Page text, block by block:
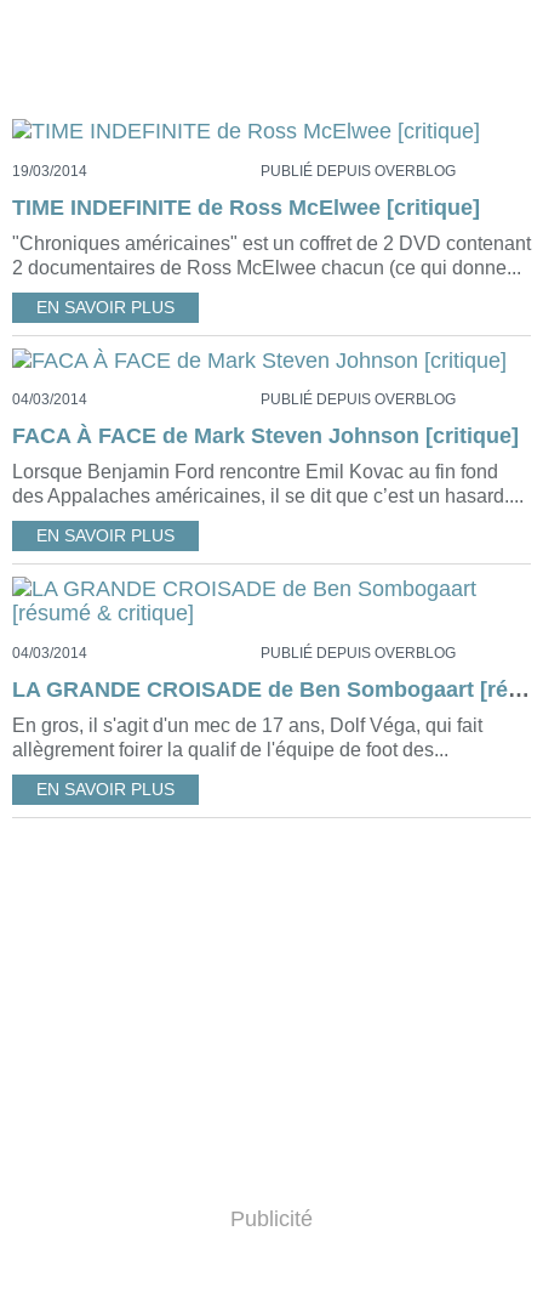
19/03/2014 PUBLIÉ DEPUIS OVERBLOG
TIME INDEFINITE de Ross McElwee [critique]
"Chroniques américaines" est un coffret de 2 DVD contenant
2 documentaires de Ross McElwee chacun (ce qui donne...
EN SAVOIR PLUS
04/03/2014 PUBLIÉ DEPUIS OVERBLOG
FACA À FACE de Mark Steven Johnson [critique]
Lorsque Benjamin Ford rencontre Emil Kovac au fin fond
des Appalaches américaines, il se dit que c’est un hasard....
EN SAVOIR PLUS
04/03/2014 PUBLIÉ DEPUIS OVERBLOG
LA GRANDE CROISADE de Ben Sombogaart [résumé & critique]
En gros, il s'agit d'un mec de 17 ans, Dolf Véga, qui fait
allègrement foirer la qualif de l'équipe de foot des...
EN SAVOIR PLUS
Publicité